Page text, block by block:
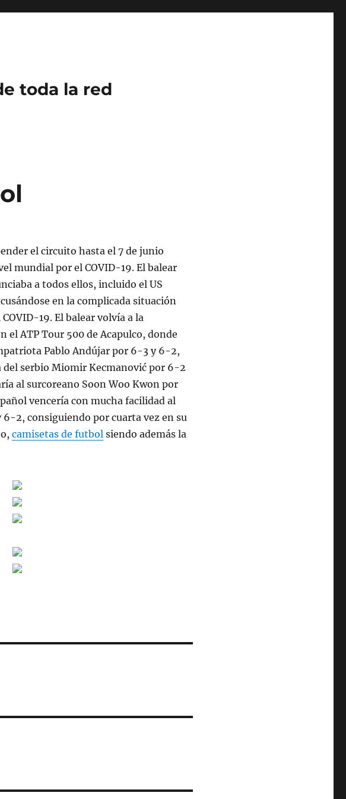
toda la red
el circuito hasta el 7 de junio
mundial por el COVID-19. El balear
a todos ellos, incluido el US
en la complicada situación
19. El balear volvía a la
el ATP Tour 500 de Acapulco, donde
Pablo Andújar por 6-3 y 6-2,
serbio Miomir Kecmanović por 6-2
al surcoreano Soon Woo Kwon por
vencería con mucha facilidad al
2, consiguiendo por cuarta vez en su
camisetas de futbol siendo además la